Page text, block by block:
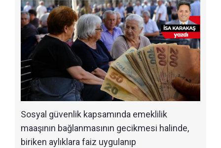
Sosyal güvenlik kapsamında emeklilik
maaşının bağlanmasının gecikmesi halinde,
biriken aylıklara faiz uygulanıp